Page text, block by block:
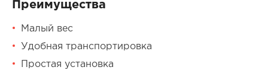
Преимущества
Малый вес
Удобная транспортировка
Простая установка